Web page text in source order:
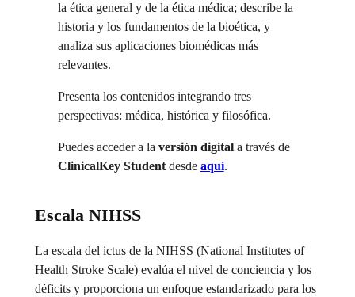
la ética general y de la ética médica; describe la
historia y los fundamentos de la bioética, y
analiza sus aplicaciones biomédicas más
relevantes.
Presenta los contenidos integrando tres
perspectivas: médica, histórica y filosófica.
Puedes acceder a la versión digital a través de
ClinicalKey Student desde aquí.
Escala NIHSS
La escala del ictus de la NIHSS (National Institutes of
Health Stroke Scale) evalúa el nivel de conciencia y los
déficits y proporciona un enfoque estandarizado para los